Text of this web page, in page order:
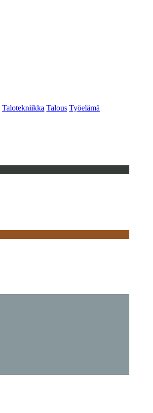
Talotekniikka Talous Työelämä